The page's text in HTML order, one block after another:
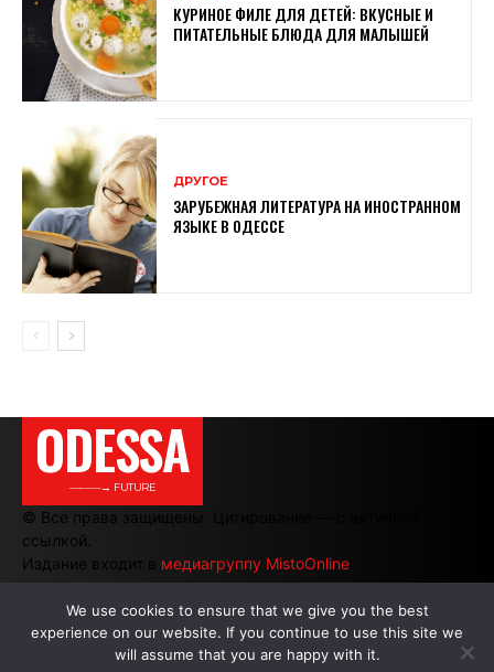
КУРИНОЕ ФИЛЕ ДЛЯ ДЕТЕЙ: ВКУСНЫЕ И
ПИТАТЕЛЬНЫЕ БЛЮДА ДЛЯ МАЛЫШЕЙ
ДРУГОЕ
ЗАРУБЕЖНАЯ ЛИТЕРАТУРА НА ИНОСТРАННОМ
ЯЗЫКЕ В ОДЕССЕ
ODESSA
———→ FUTURE
© Все права защищены. Цитирование — с активной
ссылкой.
Издание входит в медиагруппу MistoOnline
АВТОРЫ | РЕКЛАМА НА САЙТЕ
We use cookies to ensure that we give you the best
experience on our website. If you continue to use this site we
will assume that you are happy with it.